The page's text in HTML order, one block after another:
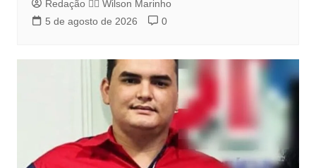
Redação 👨‍⚖️​ Wilson Marinho
5 de agosto de 2026
0